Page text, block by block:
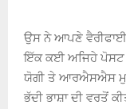
ਉਸ ਨੇ ਆਪਣੇ
ਇੱਕ ਕਈ ਅਜਿਹੇ ਪੋਸਟ
ਯੋਗੀ ਤੇ ਆਰਐਸਐਸ
ਭੱਦੀ ਭਾਸ਼ਾ ਦੀ ਵਰਤੋਂ